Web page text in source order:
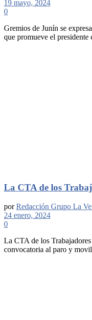
19 mayo, 2024
0
Gremios de Junín se
que promueve el presidente
La CTA de los
por Redacción Grupo La
24 enero, 2024
0
La CTA de los
convocatoria al paro y